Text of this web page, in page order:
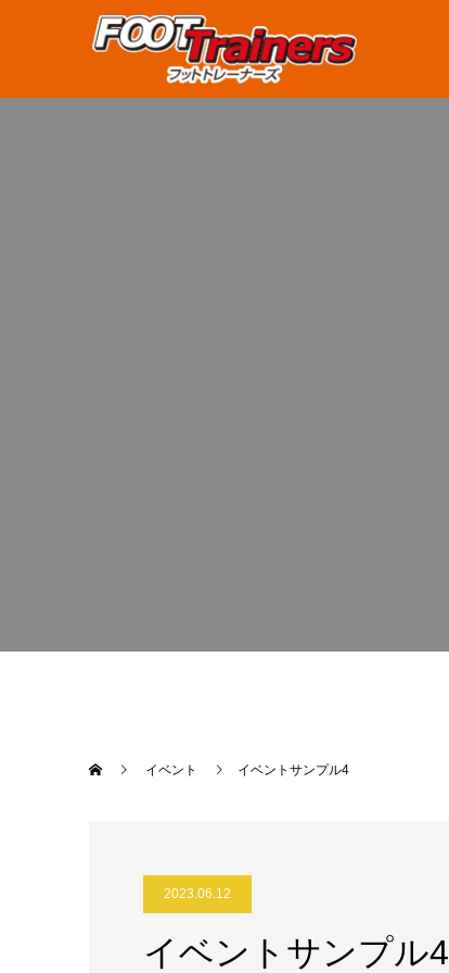
イベント イベントサンプル4
2023.06.12
イベントサンプル4